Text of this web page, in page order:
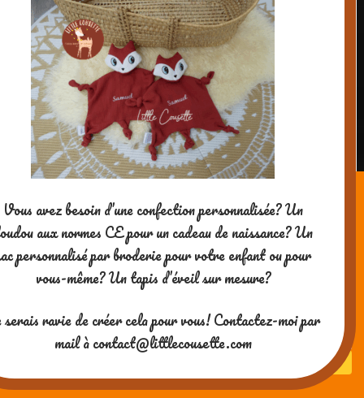
7,00€
Carte trophée pop-up Meilleure Maîtresse
et Meilleure Maître format A4 à faire remplir
par les enfants
4,50€
Lapbook sur le thème des INSECTES à
télécharger au format PDF
7,50€
Lapbook sur le thème des papillons à
télécharger au format PDF
7,50€
Carnet de voyage IRLANDE ludique et
pédagogique PDF
7,50€
Vous avez besoin d’une confection personnalisée? Un
aux normes CE pour un cadeau de naissance? Un
personnalisé par broderie pour votre enfant ou pour
vous-même? Un tapis d’éveil sur mesure?
ravie de créer cela pour vous! Contactez-moi par
mail à contact@littlecousette.com